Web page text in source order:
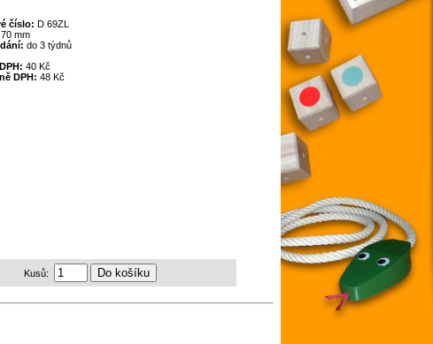
číslo: D 69ZL
70 mm
do 3 týdnů
40 Kč
DPH: 48 Kč
Kusů: